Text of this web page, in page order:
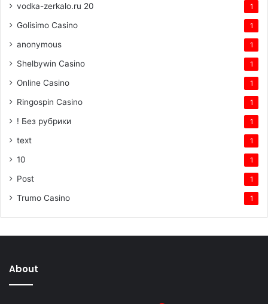
vodka-zerkalo.ru 20 1
Golisimo Casino 1
anonymous 1
Shelbywin Casino 1
Online Casino 1
Ringospin Casino 1
! Без рубрики 1
text 1
10 1
Post 1
Trumo Casino 1
About